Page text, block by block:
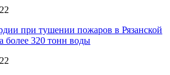
при тушении пожаров в Рязанской
более 320 тонн воды